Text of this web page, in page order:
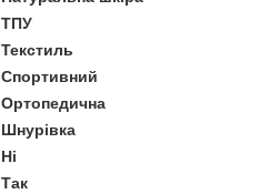
ТПУ
Текстиль
Спортивний
Ортопедична
Шнурівка
Ні
Так